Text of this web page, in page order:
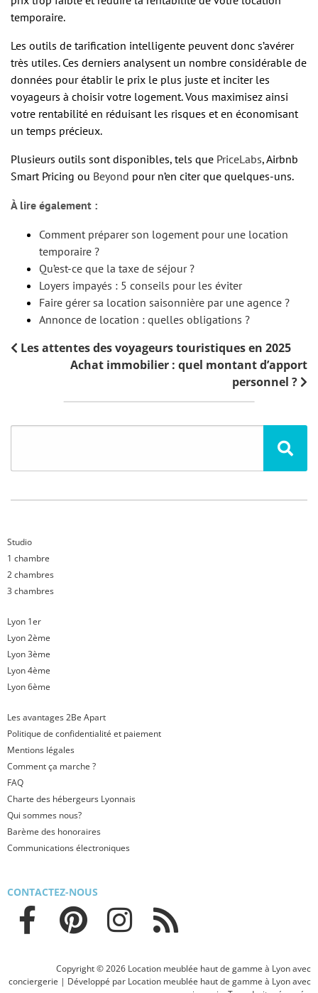
temporaire.
Les outils de tarification intelligente peuvent donc s’avérer
très utiles. Ces derniers analysent un nombre considérable de
données pour établir le prix le plus juste et inciter les
voyageurs à choisir votre logement. Vous maximisez ainsi
votre rentabilité en réduisant les risques et en économisant
un temps précieux.
Plusieurs outils sont disponibles, tels que PriceLabs, Airbnb
Smart Pricing ou Beyond pour n’en citer que quelques-uns.
À lire également :
Comment préparer son logement pour une location
temporaire ?
Qu’est-ce que la taxe de séjour ?
Loyers impayés : 5 conseils pour les éviter
Faire gérer sa location saisonnière par une agence ?
Annonce de location : quelles obligations ?
Les attentes des voyageurs touristiques en 2025
Achat immobilier : quel montant d’apport
personnel ?
Studio
1 chambre
2 chambres
3 chambres
Lyon 1er
Lyon 2ème
Lyon 3ème
Lyon 4ème
Lyon 6ème
Les avantages 2Be Apart
Politique de confidentialité et paiement
Mentions légales
Comment ça marche ?
FAQ
Charte des hébergeurs Lyonnais
Qui sommes nous?
Barème des honoraires
Communications électroniques
CONTACTEZ-NOUS
Copyright © 2026 Location meublée haut de gamme à Lyon avec
conciergerie | Développé par Location meublée haut de gamme à Lyon avec